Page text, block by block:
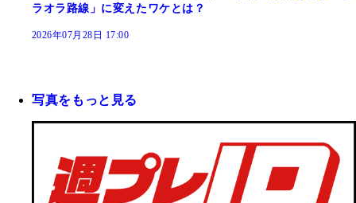
ラオラ路線」に変えたワケとは？
2026年07月28日 17:00
写真をもっと見る